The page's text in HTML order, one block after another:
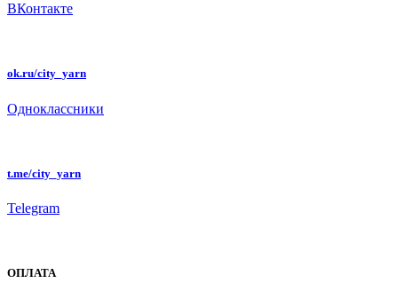
ВКонтакте
ok.ru/city_yarn
Одноклассники
t.me/city_yarn
Telegram
ОПЛАТА